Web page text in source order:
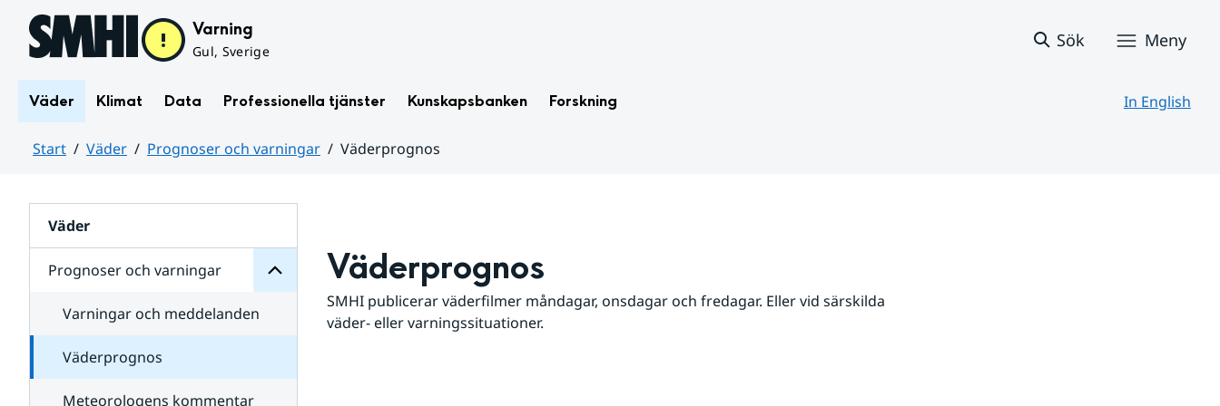
Hoppa till sidans innehåll Varning
Gul, Sverige
Sök Meny
Väder Klimat Data Professionella tjänster Kunskapsbanken Forskning In English
Start Väder Prognoser och varningar
Väderprognos
Väder
Prognoser och varningar
för
varningar
Varningar och meddelanden
Väderprognos
Meteorologens kommentar
Väderprognos
SMHI publicerar väderfilmer måndagar, onsdagar och fredagar. Eller vid särskilda
väder- eller varningssituationer.